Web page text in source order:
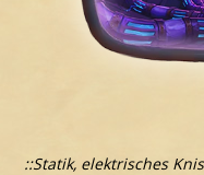
::Statik, elektrisches